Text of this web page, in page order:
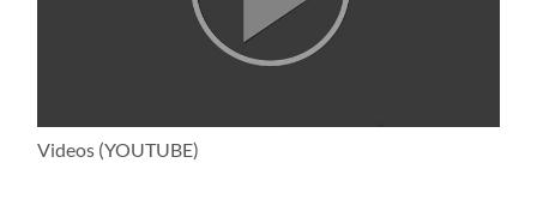
Videos (YOUTUBE)